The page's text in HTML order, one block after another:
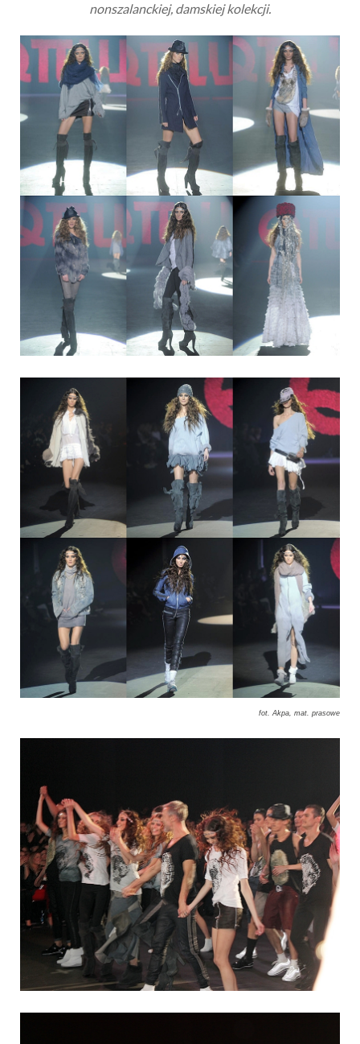
nonszalanckiej, damskiej kolekcji.
fot. Akpa, mat. prasowe